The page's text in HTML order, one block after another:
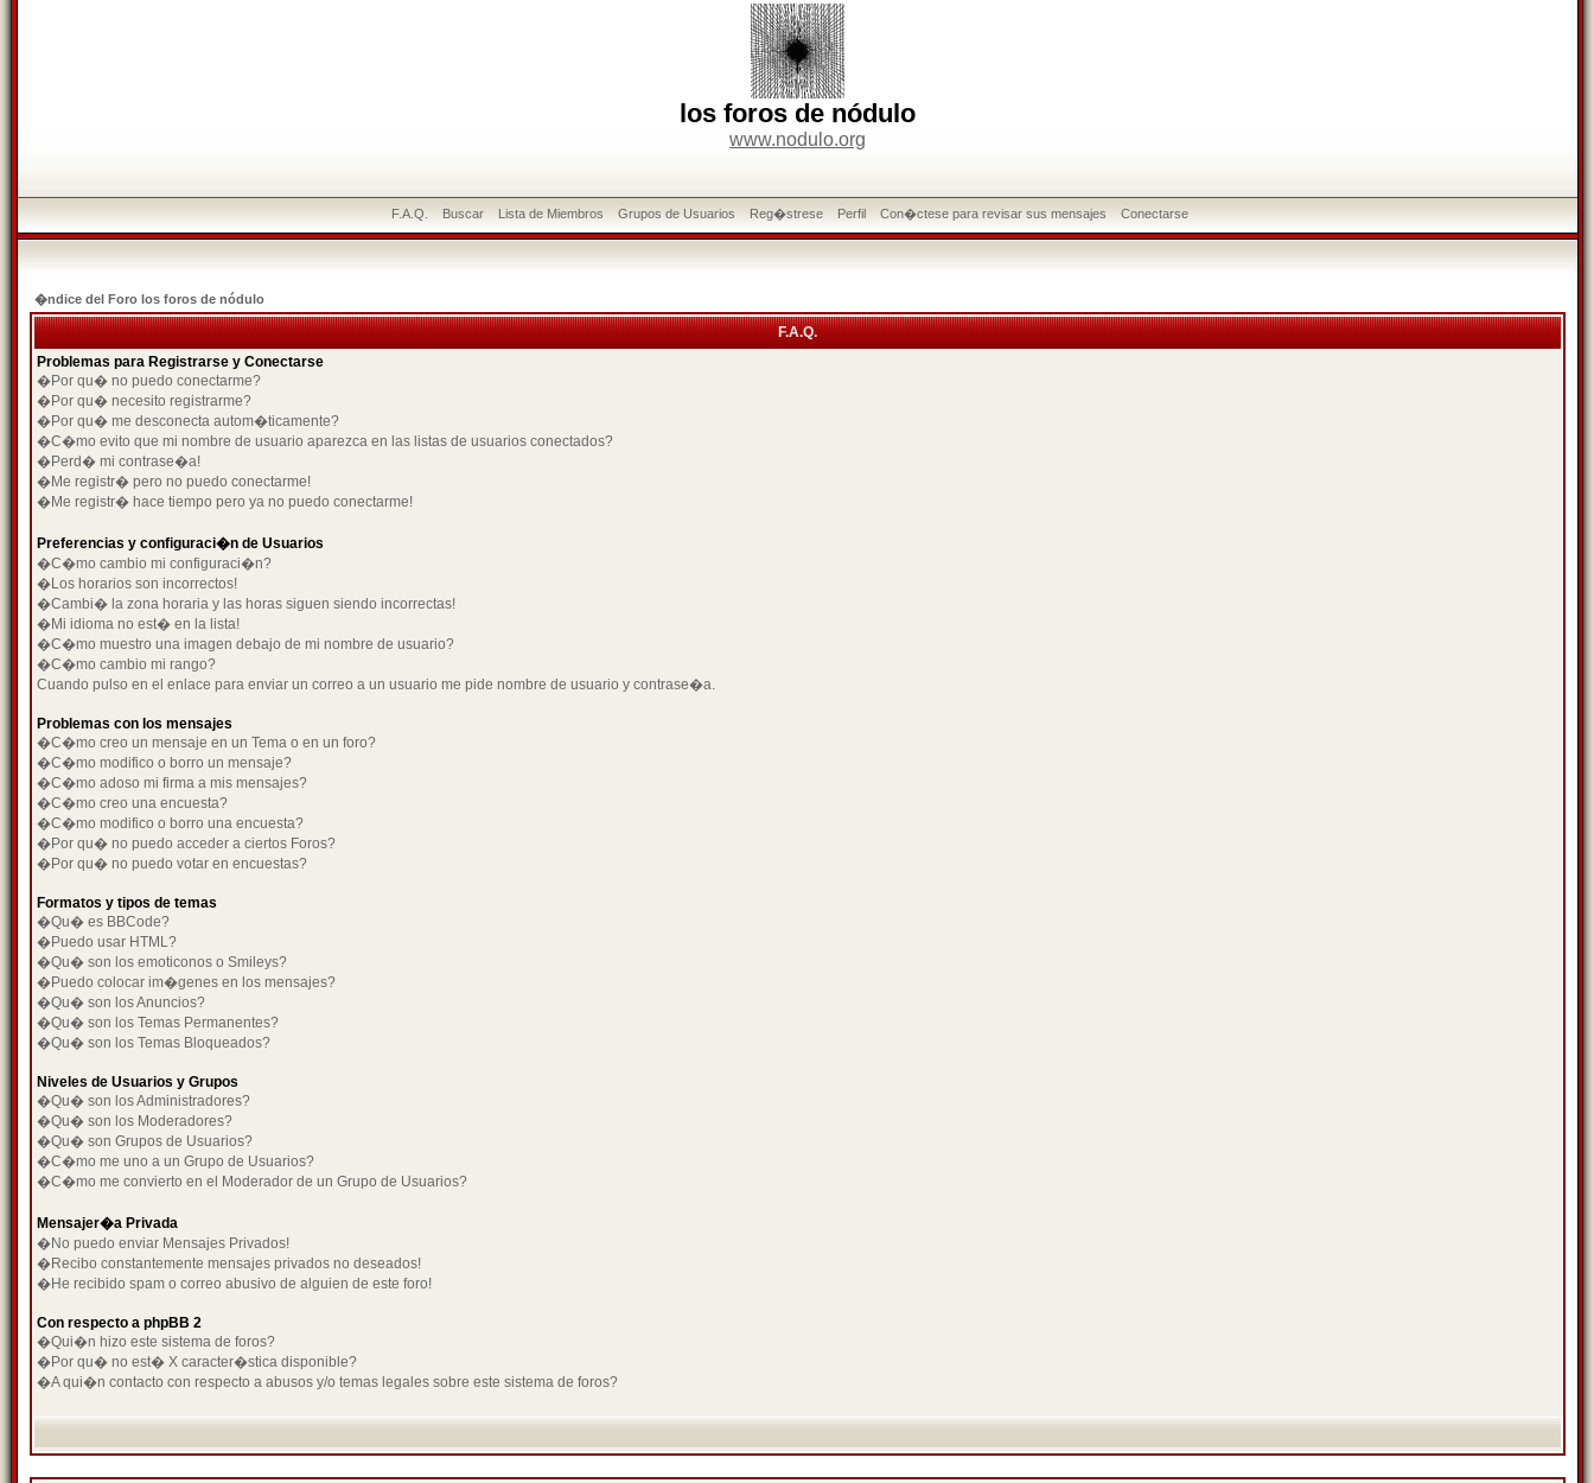
los foros de nódulo
www.nodulo.org
F.A.Q. Buscar Lista de Miembros Grupos de Usuarios Reg�strese Perfil Con�ctese para revisar sus mensajes Conectarse
�ndice del Foro los foros de nódulo
F.A.Q.
Problemas para Registrarse y Conectarse
�Por qu� no puedo conectarme?
�Por qu� necesito registrarme?
�Por qu� me desconecta autom�ticamente?
�C�mo evito que mi nombre de usuario aparezca en las listas de usuarios conectados?
�Perd� mi contrase�a!
�Me registr� pero no puedo conectarme!
�Me registr� hace tiempo pero ya no puedo conectarme!
Preferencias y configuraci�n de Usuarios
�C�mo cambio mi configuraci�n?
�Los horarios son incorrectos!
�Cambi� la zona horaria y las horas siguen siendo incorrectas!
�Mi idioma no est� en la lista!
�C�mo muestro una imagen debajo de mi nombre de usuario?
�C�mo cambio mi rango?
Cuando pulso en el enlace para enviar un correo a un usuario me pide nombre de usuario y contrase�a.
Problemas con los mensajes
�C�mo creo un mensaje en un Tema o en un foro?
�C�mo modifico o borro un mensaje?
�C�mo adoso mi firma a mis mensajes?
�C�mo creo una encuesta?
�C�mo modifico o borro una encuesta?
�Por qu� no puedo acceder a ciertos Foros?
�Por qu� no puedo votar en encuestas?
Formatos y tipos de temas
�Qu� es BBCode?
�Puedo usar HTML?
�Qu� son los emoticonos o Smileys?
�Puedo colocar im�genes en los mensajes?
�Qu� son los Anuncios?
�Qu� son los Temas Permanentes?
�Qu� son los Temas Bloqueados?
Niveles de Usuarios y Grupos
�Qu� son los Administradores?
�Qu� son los Moderadores?
�Qu� son Grupos de Usuarios?
�C�mo me uno a un Grupo de Usuarios?
�C�mo me convierto en el Moderador de un Grupo de Usuarios?
Mensajer�a Privada
�No puedo enviar Mensajes Privados!
�Recibo constantemente mensajes privados no deseados!
�He recibido spam o correo abusivo de alguien de este foro!
Con respecto a phpBB 2
�Qui�n hizo este sistema de foros?
�Por qu� no est� X caracter�stica disponible?
�A qui�n contacto con respecto a abusos y/o temas legales sobre este sistema de foros?